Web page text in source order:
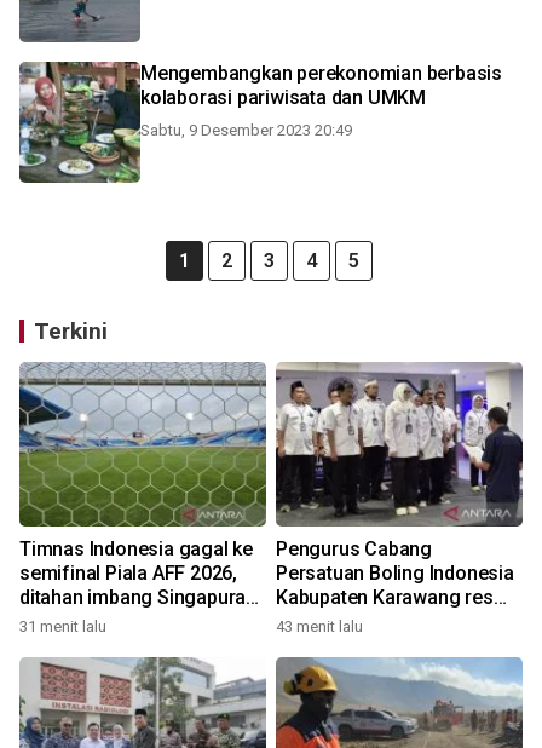
Mengembangkan perekonomian berbasis
kolaborasi pariwisata dan UMKM
Sabtu, 9 Desember 2023 20:49
1 2 3 4 5
Terkini
Timnas Indonesia gagal ke
semifinal Piala AFF 2026,
ditahan imbang Singapura
1-1
31 menit lalu
Pengurus Cabang
Persatuan Boling Indonesia
Kabupaten Karawang resmi
terbentuk
43 menit lalu